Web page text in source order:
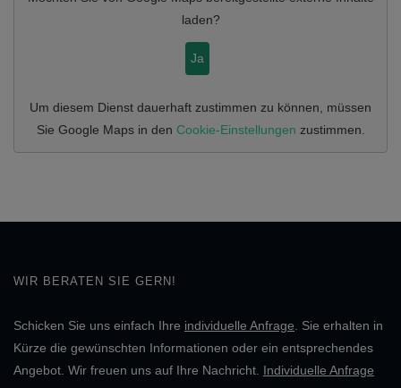
laden?
Ja
Um diesem Dienst dauerhaft zustimmen zu können, müssen
Sie Google Mapsin den Cookie-Einstellungen zustimmen.
WIR BERATEN SIE GERN!
Schicken Sie uns einfach Ihre individuelle Anfrage . Sie erhalten in
Kürze die gewünschten Informationen oder ein entsprechendes
Angebot. Wir freuen uns auf Ihre Nachricht. Individuelle Anfrage